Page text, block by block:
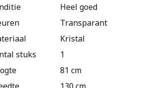
2, een historisch en authentiek bedrijf,
van de Poccioni uit Rome, voor een
professionele waarde van hoog
in de productie van kristal voor
dat in staat is geweest om in
Heel goed
Transparant
Kristal
stuks
1
81 cm